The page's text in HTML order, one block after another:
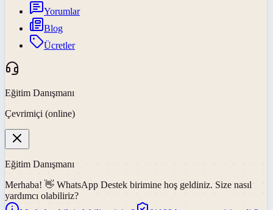
Yorumlar
Blog
Ücretler
Eğitim Danışmanı
Çevrimiçi (online)
Eğitim Danışmanı
Merhaba! 👋 WhatsApp Destek birimine hoş geldiniz. Size nasıl
yardımcı olabiliriz?